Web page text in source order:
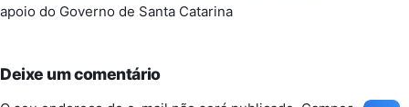
apoio do Governo de Santa Catarina
Deixe um comentário